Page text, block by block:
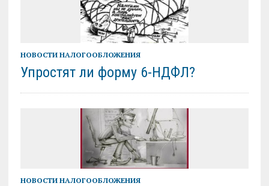
НОВОСТИ НАЛОГООБЛОЖЕНИЯ
Упростят ли форму 6-НДФЛ?
НОВОСТИ НАЛОГООБЛОЖЕНИЯ